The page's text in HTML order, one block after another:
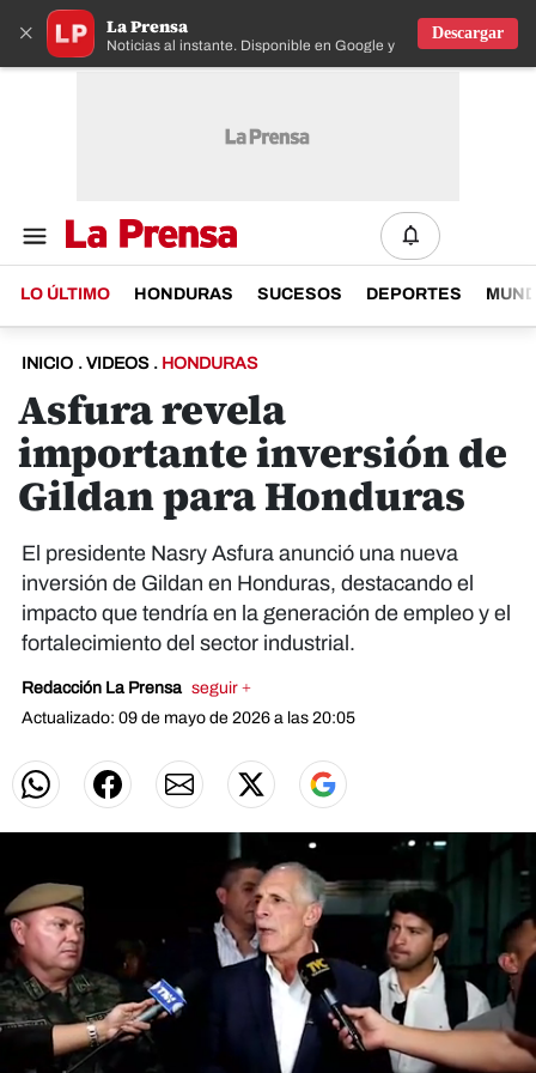
× La Prensa
Noticias al instante. Disponible en Google y IOS
Descargar
LO ÚLTIMO HONDURAS SUCESOS DEPORTES
INICIO . VIDEOS . HONDURAS
Asfura revela
importante inversión de
Gildan para Honduras
El presidente Nasry Asfura anunció una nueva
inversión de Gildan en Honduras, destacando el
impacto que tendría en la generación de empleo y el
fortalecimiento del sector industrial.
Redacción La Prensa seguir +
Actualizado: 09 de mayo de 2026 a las 20:05